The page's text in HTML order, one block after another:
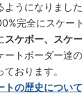
ようになりまし
完全にスケー
スケボー、スケ
ートボーダー達
おります。
トの歴史について